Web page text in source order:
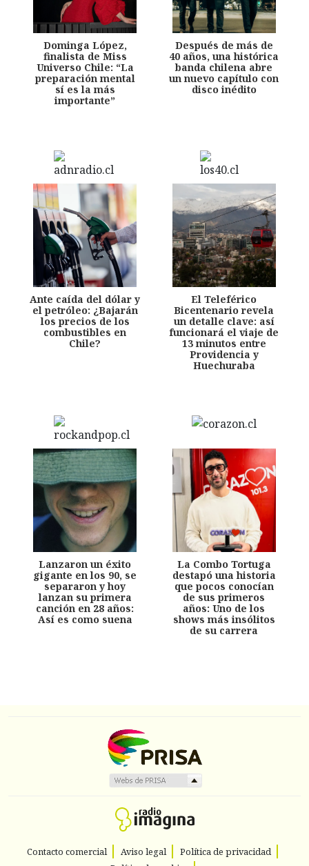
Dominga López,
finalista de Miss
Universo Chile: “La
preparación mental
sí es la más
importante”
Después de más de
40 años, una histórica
banda chilena abre
un nuevo capítulo con
disco inédito
Ante caída del dólar y
el petróleo: ¿Bajarán
los precios de los
combustibles en
Chile?
El Teleférico
Bicentenario revela
un detalle clave: así
funcionará el viaje de
13 minutos entre
Providencia y
Huechuraba
Lanzaron un éxito
gigante en los 90, se
separaron y hoy
lanzan su primera
canción en 28 años:
Así es como suena
La Combo Tortuga
destapó una historia
que pocos conocían
de sus primeros
años: Uno de los
shows más insólitos
de su carrera
Contacto comercial Aviso legal
Política de privacidad